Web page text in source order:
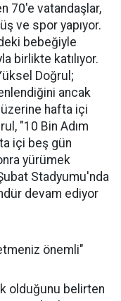
70'e vatandaşlar,
ve spor yapıyor.
bebeğiyle
birlikte katılıyor.
Doğrul;
ancak
hafta içi
"10 Bin Adım
içi beş gün
yürümek
Stadyumu'nda
devam ediyor
önemli"
olduğunu belirten